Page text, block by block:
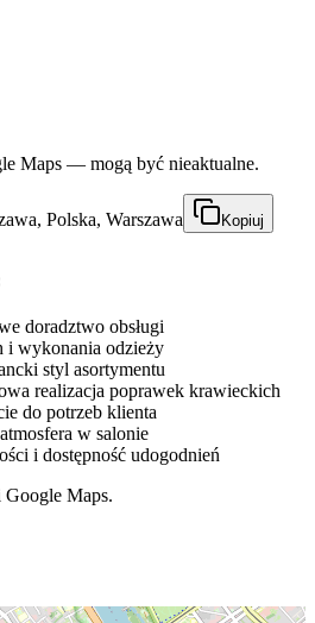
Maps — mogą być nieaktualne.
Polska, Warszawa Kopiuj
doradztwo obsługi
i wykonania odzieży
styl asortymentu
realizacja poprawek krawieckich
do potrzeb klienta
w salonie
i dostępność udogodnień
Maps.